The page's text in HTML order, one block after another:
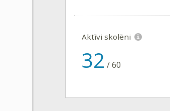
Aktīvi skolēni
32 /60